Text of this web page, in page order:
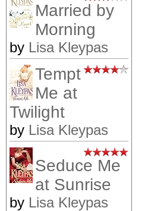
Married by
Morning
by Lisa Kleypas
Tempt
Me at
Twilight
by Lisa Kleypas
Seduce Me
at Sunrise
by Lisa Kleypas